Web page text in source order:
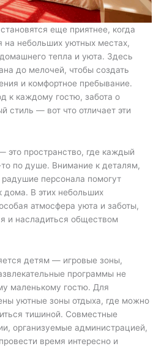
еще приятнее, когда
на небольших уютных местах,
тепла и уюта. Здесь
до мелочей, чтобы создать
и комфортное пребывание.
к каждому гостю, забота о
стиль — вот что отличает эти
это пространство, где каждый
по душе. Внимание к деталям,
персонала помогут
дома. В этих небольших
атмосфера уюта и заботы,
и насладиться обществом
детям — игровые зоны,
программы не
маленькому гостю. Для
уютные зоны отдыха, где можно
тишиной. Совместные
организуемые администрацией,
время интересно и